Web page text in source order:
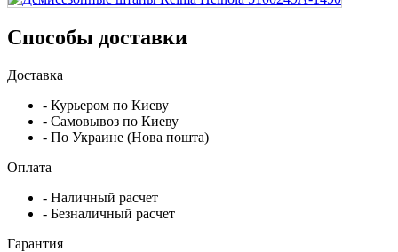
Способы доставки
Доставка
- Курьером по Киеву
- Самовывоз по Киеву
- По Украине (Нова пошта)
Оплата
- Наличный расчет
- Безналичный расчет
Гарантия